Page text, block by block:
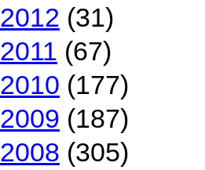
2012 (31)
2011 (67)
2010 (177)
2009 (187)
2008 (305)